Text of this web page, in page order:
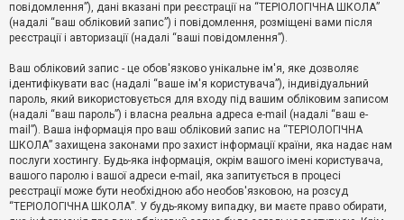
т
и
в
е
м
и
П
о
ш
у
повідомлення”), дані вказані при реєстрації на “ТЕРІОЛОГІЧНА ШКОЛА”
(надалі “ваш обліковий запис”) і повідомлення, розміщені вами після
реєстрації і авторизації (надалі “ваші повідомлення”).
Ваш обліковий запис - це обов'язково унікальне ім'я, яке дозволяє
ідентифікувати вас (надалі “ваше ім'я користувача”), індивідуальний
пароль, який використовується для входу під вашим обліковим записом
(надалі “ваш пароль”) і власна реальна адреса e-mail (надалі “ваш e-
mail”). Ваша інформація про ваш обліковий запис на “ТЕРІОЛОГІЧНА
ШКОЛА” захищена законами про захист інформації країни, яка надає нам
послуги хостингу. Будь-яка інформація, окрім вашого імені користувача,
вашого паролю і вашої адреси e-mail, яка запитується в процесі
реєстрації може бути необхідною або необов'язковою, на розсуд
“ТЕРІОЛОГІЧНА ШКОЛА”. У будь-якому випадку, ви маєте право обирати,